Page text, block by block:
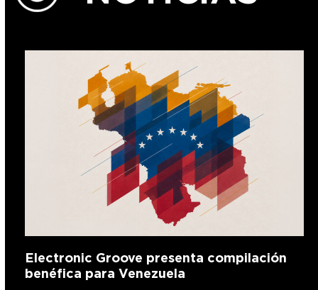
Electronic Groove presenta compilación
benéfica para Venezuela